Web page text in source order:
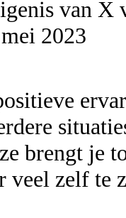
2023
brengt je
veel zelf te